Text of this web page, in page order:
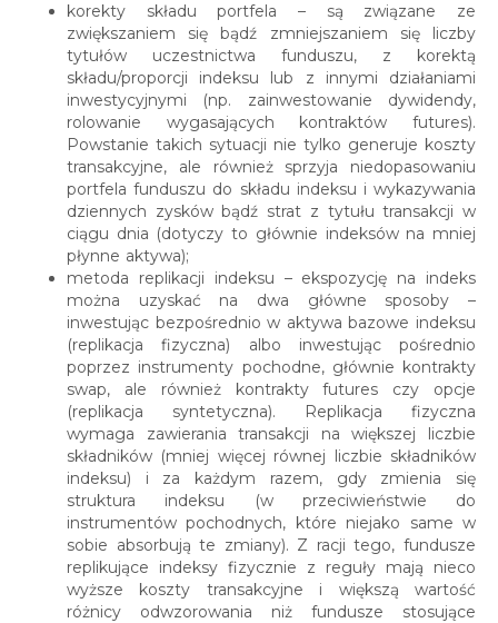
korekty składu portfela – są związane ze
zwiększaniem się bądź zmniejszaniem się liczby
tytułów uczestnictwa funduszu, z korektą
składu/proporcji indeksu lub z innymi działaniami
inwestycyjnymi (np. zainwestowanie dywidendy,
rolowanie wygasających kontraktów futures).
Powstanie takich sytuacji nie tylko generuje koszty
transakcyjne, ale również sprzyja niedopasowaniu
portfela funduszu do składu indeksu i wykazywania
dziennych zysków bądź strat z tytułu transakcji w
ciągu dnia (dotyczy to głównie indeksów na mniej
płynne aktywa);
metoda replikacji indeksu – ekspozycję na indeks
można uzyskać na dwa główne sposoby –
inwestując bezpośrednio w aktywa bazowe indeksu
(replikacja fizyczna) albo inwestując pośrednio
poprzez instrumenty pochodne, głównie kontrakty
swap, ale również kontrakty futures czy opcje
(replikacja syntetyczna). Replikacja fizyczna
wymaga zawierania transakcji na większej liczbie
składników (mniej więcej równej liczbie składników
indeksu) i za każdym razem, gdy zmienia się
struktura indeksu (w przeciwieństwie do
instrumentów pochodnych, które niejako same w
sobie absorbują te zmiany). Z racji tego, fundusze
replikujące indeksy fizycznie z reguły mają nieco
wyższe koszty transakcyjne i większą wartość
różnicy odwzorowania niż fundusze stosujące